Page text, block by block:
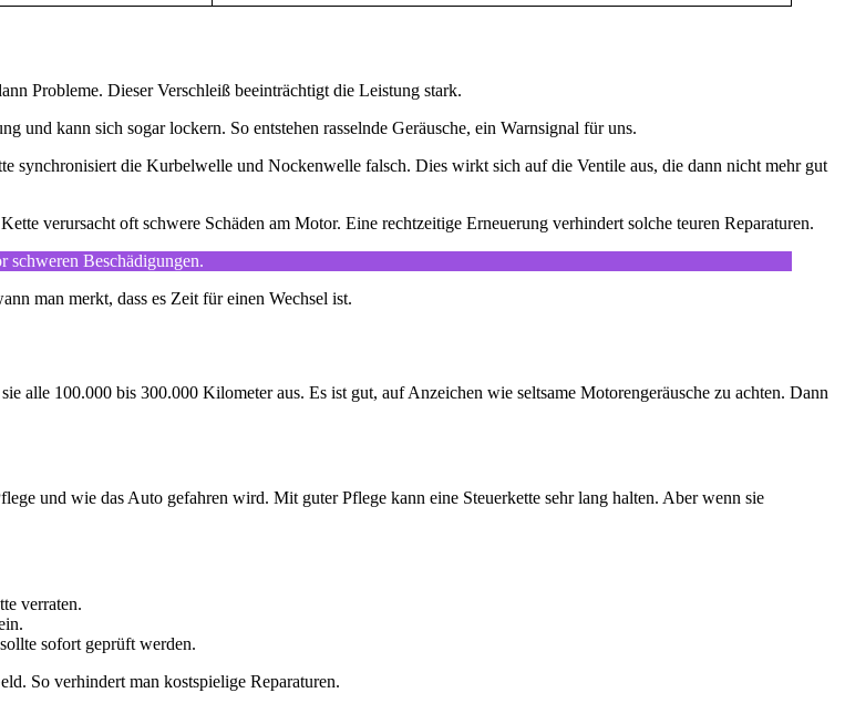
Probleme. Dieser Verschleiß beeinträchtigt die Leistung stark.
und kann sich sogar lockern. So entstehen rasselnde Geräusche, ein Warnsignal für uns.
synchronisiert die Kurbelwelle und Nockenwelle falsch. Dies wirkt sich auf die Ventile aus, die dann nicht mehr gut
verursacht oft schwere Schäden am Motor. Eine rechtzeitige Erneuerung verhindert solche teuren Reparaturen.
schweren Beschädigungen.
man merkt, dass es Zeit für einen Wechsel ist.
alle 100.000 bis 300.000 Kilometer aus. Es ist gut, auf Anzeichen wie seltsame Motorengeräusche zu achten. Dann
und wie das Auto gefahren wird. Mit guter Pflege kann eine Steuerkette sehr lang halten. Aber wenn sie
verraten.
sofort geprüft werden.
So verhindert man kostspielige Reparaturen.